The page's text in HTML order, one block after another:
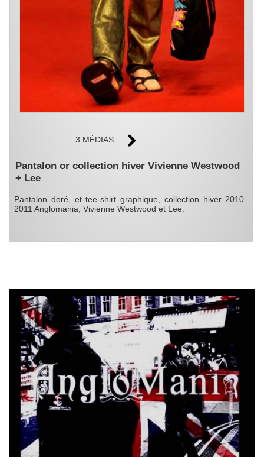
3 MÉDIAS
Pantalon or collection hiver Vivienne Westwood
+ Lee
Pantalon doré, et tee-shirt graphique, collection hiver 2010
2011 Anglomania, Vivienne Westwood et Lee.